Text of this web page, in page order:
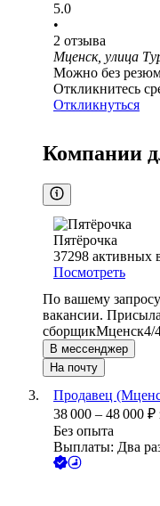
5.0
•
2 отзыва
Мценск, улица
Можно без
Откликнитесь
Откликнуться
Компании
Пятёрочка
37298 активных
Посмотреть
По вашему
вакансии.
сборщикМценск4/
В мессенджер
На почту
Продавец
38 000 – 48 000 ₽
Без опыта
Выплаты: Два